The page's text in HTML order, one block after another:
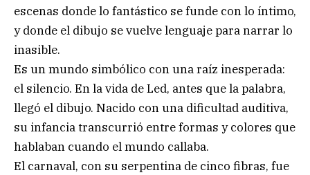
escenas donde lo fantástico se funde con lo íntimo,
y donde el dibujo se vuelve lenguaje para narrar lo
inasible.
Es un mundo simbólico con una raíz inesperada:
el silencio. En la vida de Led, antes que la palabra,
llegó el dibujo. Nacido con una dificultad auditiva,
su infancia transcurrió entre formas y colores que
hablaban cuando el mundo callaba.
El carnaval, con su serpentina de cinco fibras, fue